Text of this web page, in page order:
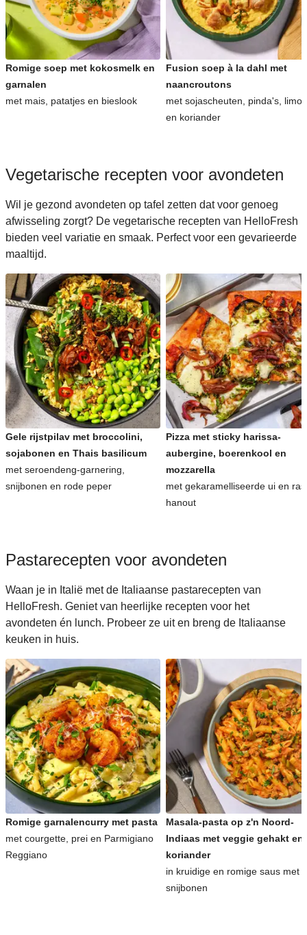
Romige soep met kokosmelk en
garnalen
met mais, patatjes en bieslook
Fusion soep à la dahl met
naancroutons
met sojascheuten, pinda's,
en koriander
Vegetarische recepten voor avondeten
Wil je gezond avondeten op tafel zetten dat voor genoeg
afwisseling zorgt? De vegetarische recepten van HelloFresh
bieden veel variatie en smaak. Perfect voor een gevarieerde
maaltijd.
Gele rijstpilav met broccolini,
sojabonen en Thais basilicum
met seroendeng-garnering,
snijbonen en rode peper
Pizza met sticky harissa-
aubergine, boerenkool en
mozzarella
met gekaramelliseerde ui en
hanout
Pastarecepten voor avondeten
Waan je in Italië met de Italiaanse pastarecepten van
HelloFresh. Geniet van heerlijke recepten voor het
avondeten én lunch. Probeer ze uit en breng de Italiaanse
keuken in huis.
Romige garnalencurry met pasta
met courgette, prei en Parmigiano
Reggiano
Masala-pasta op z'n Noord-
Indiaas met veggie gehakt en
koriander
in kruidige en romige saus met
snijbonen